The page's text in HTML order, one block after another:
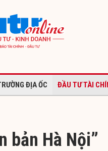
ĐỊA ỐC ĐẦU TƯ TÀI
bản Hà Nội”